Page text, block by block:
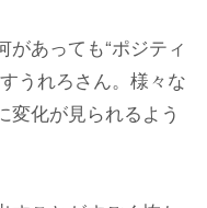
あっても“ポジティ
うれろさん。様々な
変化が見られるよう